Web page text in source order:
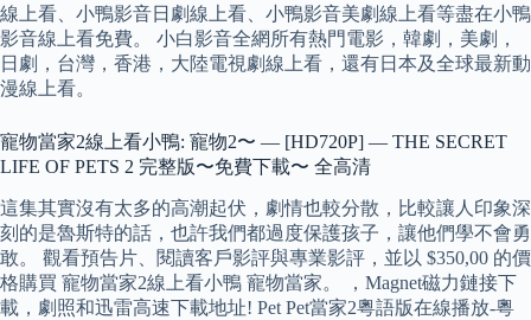
線上看、小鴨影音日劇線上看、小鴨影音美劇線上看等盡在小鴨
影音線上看免費。 小白影音全網所有熱門電影，韓劇，美劇，
日劇，台灣，香港，大陸電視劇線上看，還有日本及全球最新動
漫線上看。
寵物當家2線上看小鴨: 寵物2〜 — [HD720P] — THE SECRET
LIFE OF PETS 2 完整版〜免費下載〜 全高清
這集其實沒有太多的高潮起伏，劇情也較分散，比較讓人印象深
刻的是魯斯特的話，也許我們都過度保護孩子，讓他們學不會勇
敢。 觀看預告片、閱讀客戶影評與專業影評，並以 $350,00 的價
格購買 寵物當家2線上看小鴨 寵物當家。 ，Magnet磁力鏈接下
載，劇照和迅雷高速下載地址! Pet Pet當家2粵語版在線播放-粵